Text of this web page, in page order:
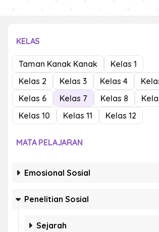
KELAS
Taman Kanak Kanak
Kelas 1
Kelas 2
Kelas 3 Kelas 4
Kelas 6
Kelas 7 Kelas 8
Kelas 10
Kelas 11 Kelas 12
MATA PELAJARAN
Emosional Sosial
Penelitian Sosial
Sejarah